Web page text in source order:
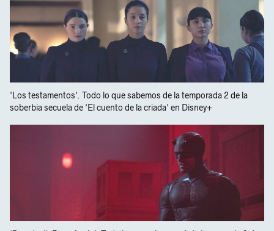
'Los testamentos'. Todo lo que sabemos de la temporada 2 de la
soberbia secuela de 'El cuento de la criada' en Disney+